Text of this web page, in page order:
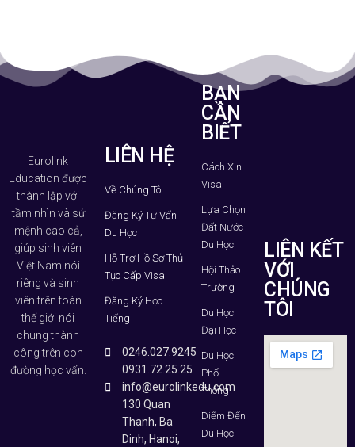
Eurolink
Education được
thành lập với
tầm nhìn và sứ
mệnh cao cả,
giúp sinh viên
Việt Nam nói
riêng và sinh
viên trên toàn
thế giới nói
chung thành
công trên con
đường học vấn.
LIÊN HỆ
Về Chúng Tôi
Đăng Ký Tư Vấn
Du Học
Hỗ Trợ Hồ Sơ Thủ
Tục Cấp Visa
Đăng Ký Học
Tiếng
0246.027.9245
0931.72.25.25
info@eurolinkedu.com
130 Quan
Thanh, Ba
Dinh, Hanoi,
BẠN
CẦN
BIẾT
Cách Xin
Visa
Lựa Chọn
Đất Nước
Du Học
Hội Thảo
Trường
Du Học
Đại Học
Du Học
Phổ
Thông
Diểm Đến
Du Học
LIÊN KẾT
VỚI
CHÚNG
TÔI